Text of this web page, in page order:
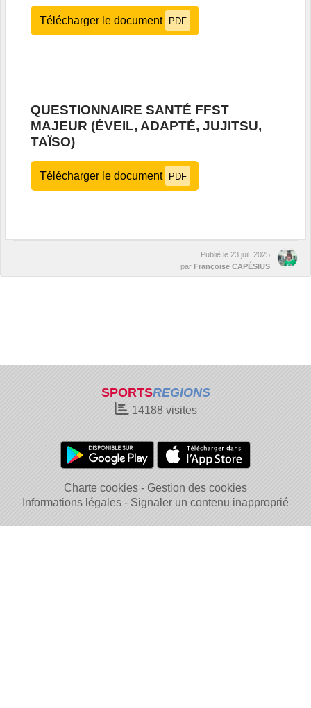
Télécharger le document PDF
QUESTIONNAIRE SANTÉ FFST
MAJEUR (ÉVEIL, ADAPTÉ, JUJITSU,
TAÏSO)
Télécharger le document PDF
Publié le 23 juil. 2025
par Françoise CAPÉSIUS
SPORTSREGIONS
14188visites
Charte cookies
Gestion des cookies
Informations légales
Signaler un contenu inapproprié